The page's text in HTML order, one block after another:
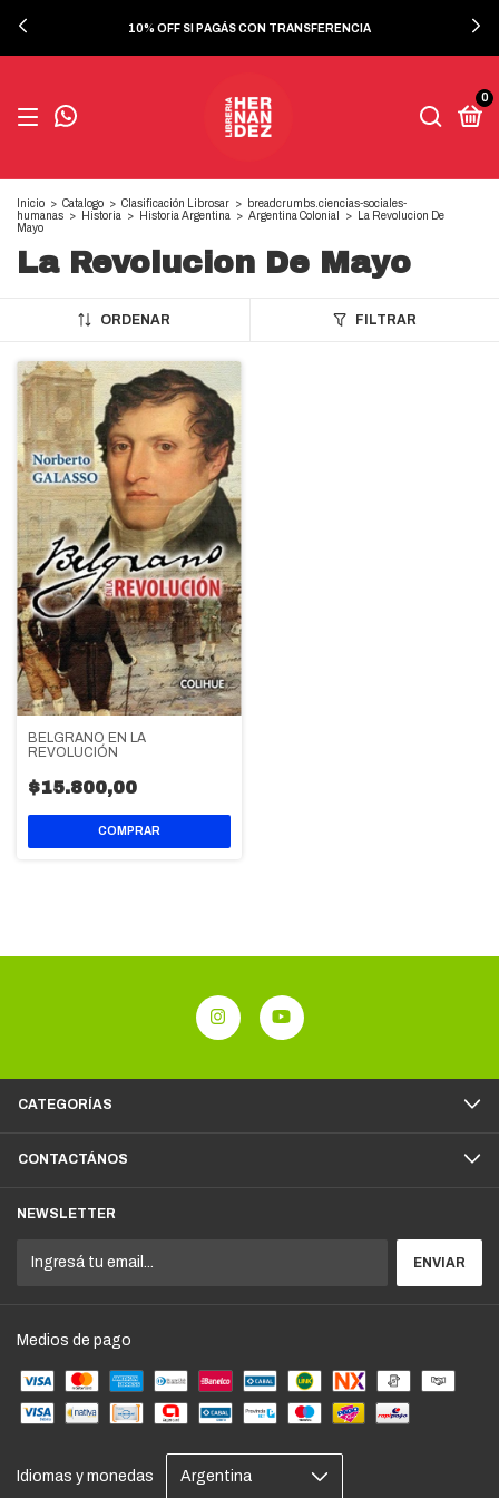
10% OFF SI PAGÁS CON TRANSFERENCIA
0
Inicio > Catalogo > Clasificación Librosar >
breadcrumbs.ciencias-sociales-
humanas > Historia > Historia Argentina > Argentina Colonial >
La Revolucion De
Mayo
La Revolucion De Mayo
ORDENAR FILTRAR
BELGRANO EN LA
REVOLUCIÓN
$15.800,00
CATEGORÍAS
CONTACTÁNOS
NEWSLETTER
Medios de pago
Idiomas y monedas